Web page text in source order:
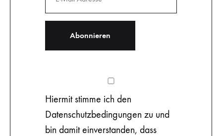
Hiermit stimme ich den
Datenschutzbedingungen zu und
bin damit einverstanden, dass